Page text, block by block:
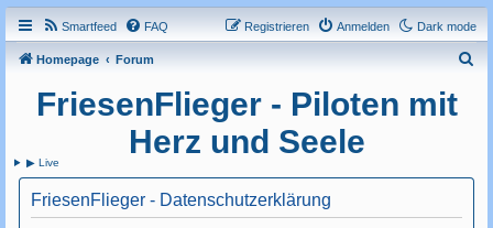
Dark mode
Smartfeed FAQ Anmelden
Registrieren
Homepage Forum
FriesenFlieger - Piloten mit
Herz und Seele
▶ Live
FriesenFlieger - Datenschutzerklärung